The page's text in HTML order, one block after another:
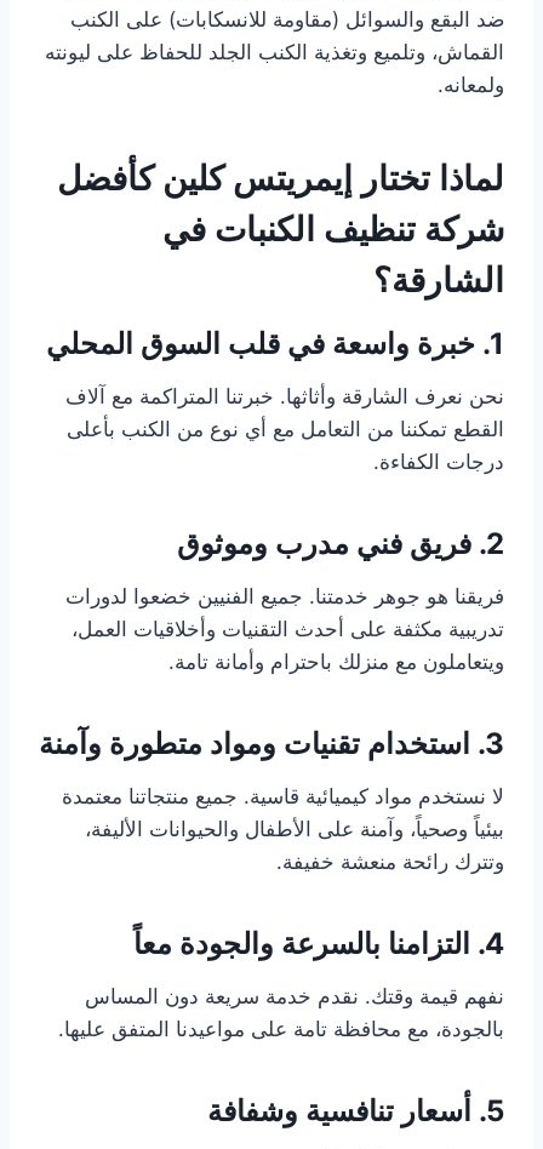
ضد البقع والسوائل (مقاومة للانسكابات) على الكنب
القماش، وتلميع وتغذية الكنب الجلد للحفاظ على ليونته
ولمعانه.
لماذا تختار إيمريتس كلين كأفضل
شركة تنظيف الكنبات في
الشارقة؟
1. خبرة واسعة في قلب السوق المحلي
نحن نعرف الشارقة وأثاثها. خبرتنا المتراكمة مع آلاف
القطع تمكننا من التعامل مع أي نوع من الكنب بأعلى
درجات الكفاءة.
2. فريق فني مدرب وموثوق
فريقنا هو جوهر خدمتنا. جميع الفنيين خضعوا لدورات
تدريبية مكثفة على أحدث التقنيات وأخلاقيات العمل،
ويتعاملون مع منزلك باحترام وأمانة تامة.
3. استخدام تقنيات ومواد متطورة وآمنة
لا نستخدم مواد كيميائية قاسية. جميع منتجاتنا معتمدة
بيئياً وصحياً، وآمنة على الأطفال والحيوانات الأليفة،
وتترك رائحة منعشة خفيفة.
4. التزامنا بالسرعة والجودة معاً
نفهم قيمة وقتك. نقدم خدمة سريعة دون المساس
بالجودة، مع محافظة تامة على مواعيدنا المتفق عليها.
5. أسعار تنافسية وشفافة